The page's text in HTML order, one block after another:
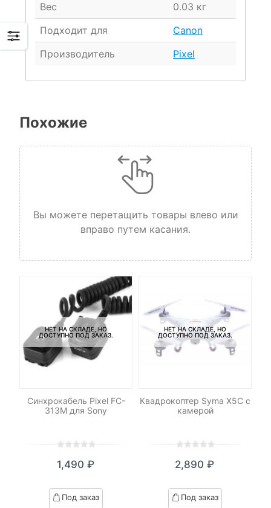
Вес
0.03 кг
Подходит для
Canon
Производитель
Pixel
Похожие
Вы можете перетащить товары влево или
вправо путем касания.
НЕТ НА СКЛАДЕ, НО
ДОСТУПНО ПОД ЗАКАЗ.
Синхрокабель Pixel FC-
313M для Sony
out
based
on
1,490 ₽
Под заказ
НЕТ НА СКЛАДЕ, НО
ДОСТУПНО ПОД ЗАКАЗ.
Квадрокоптер Syma X5C с
камерой
out
based
on
2,890 ₽
Под заказ